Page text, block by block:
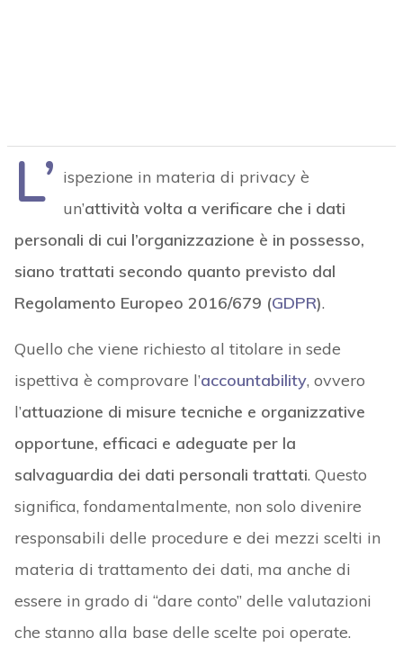
L’ ispezione in materia di privacy è
un’attività volta a verificare che i dati
personali di cui l’organizzazione è in possesso,
siano trattati secondo quanto previsto dal
Regolamento Europeo 2016/679 (GDPR).
Quello che viene richiesto al titolare in sede
ispettiva è comprovare l’accountability, ovvero
l’attuazione di misure tecniche e organizzative
opportune, efficaci e adeguate per la
salvaguardia dei dati personali trattati. Questo
significa, fondamentalmente, non solo divenire
responsabili delle procedure e dei mezzi scelti in
materia di trattamento dei dati, ma anche di
essere in grado di “dare conto” delle valutazioni
che stanno alla base delle scelte poi operate.